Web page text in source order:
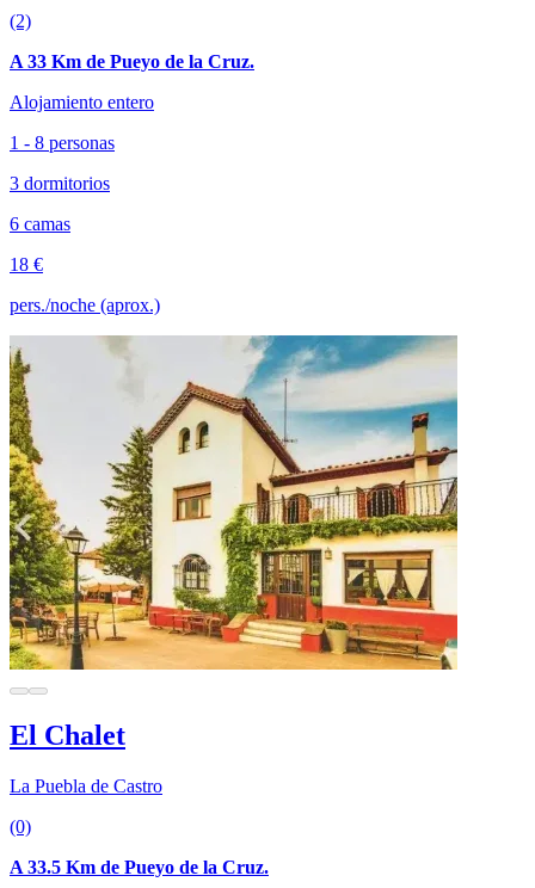
(2)
A 33 Km de Pueyo de la Cruz.
Alojamiento entero
1 - 8 personas
3 dormitorios
6 camas
18 €
pers./noche (aprox.)
El Chalet
La Puebla de Castro
(0)
A 33.5 Km de Pueyo de la Cruz.